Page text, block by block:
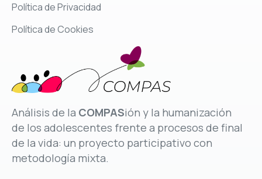
Política de Privacidad
Política de Cookies
Análisis de la COMPASión y la humanización
de los adolescentes frente a procesos de final
de la vida: un proyecto participativo con
metodología mixta.